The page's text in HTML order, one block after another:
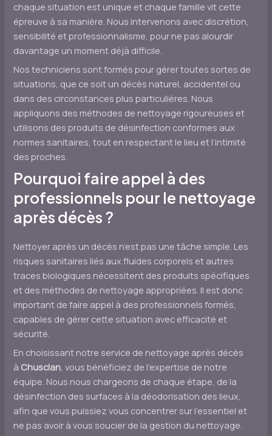
chaque situation est unique et chaque famille vit cette
épreuve à sa manière. Nous intervenons avec discrétion,
sensibilité et professionnalisme, pour ne pas alourdir
davantage un moment déjà difficile.
Nos techniciens sont formés pour gérer toutes sortes de
situations, que ce soit un décès naturel, accidentel ou
dans des circonstances plus particulières. Nous
appliquons des méthodes de nettoyage rigoureuses et
utilisons des produits de désinfection conformes aux
normes sanitaires, tout en respectant le lieu et l’intimité
des proches.
Pourquoi faire appel à des
professionnels pour le nettoyage
après décès ?
Nettoyer après un décès n’est pas une tâche simple. Les
risques sanitaires liés aux fluides corporels et autres
traces biologiques nécessitent des produits spécifiques
et des méthodes de nettoyage appropriées. Il est donc
important de faire appel à des professionnels formés,
capables de gérer cette situation avec efficacité et
sécurité.
En choisissant notre service de nettoyage après décès
à Chusclan, vous bénéficiez de l’expertise de notre
équipe. Nous nous chargeons de chaque étape, de la
désinfection des surfaces à la déodorisation des lieux,
afin que vous puissiez vous concentrer sur l’essentiel et
ne pas avoir à vous soucier de la gestion du nettoyage.